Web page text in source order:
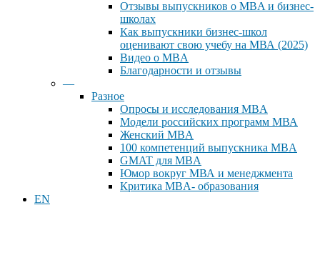
Отзывы выпускников о MBA и бизнес-
школах
Как выпускники бизнес-школ
оценивают свою учебу на МВА (2025)
Видео о MBA
Благодарности и отзывы
—
Разное
Опросы и исследования MBA
Модели российских программ МВА
Женский MBA
100 компетенций выпускника MBA
GMAT для MBA
Юмор вокруг МВА и менеджмента
Критика MBA- образования
EN